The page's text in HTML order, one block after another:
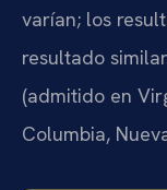
varían; los
resultado
(admitido en
Columbia,